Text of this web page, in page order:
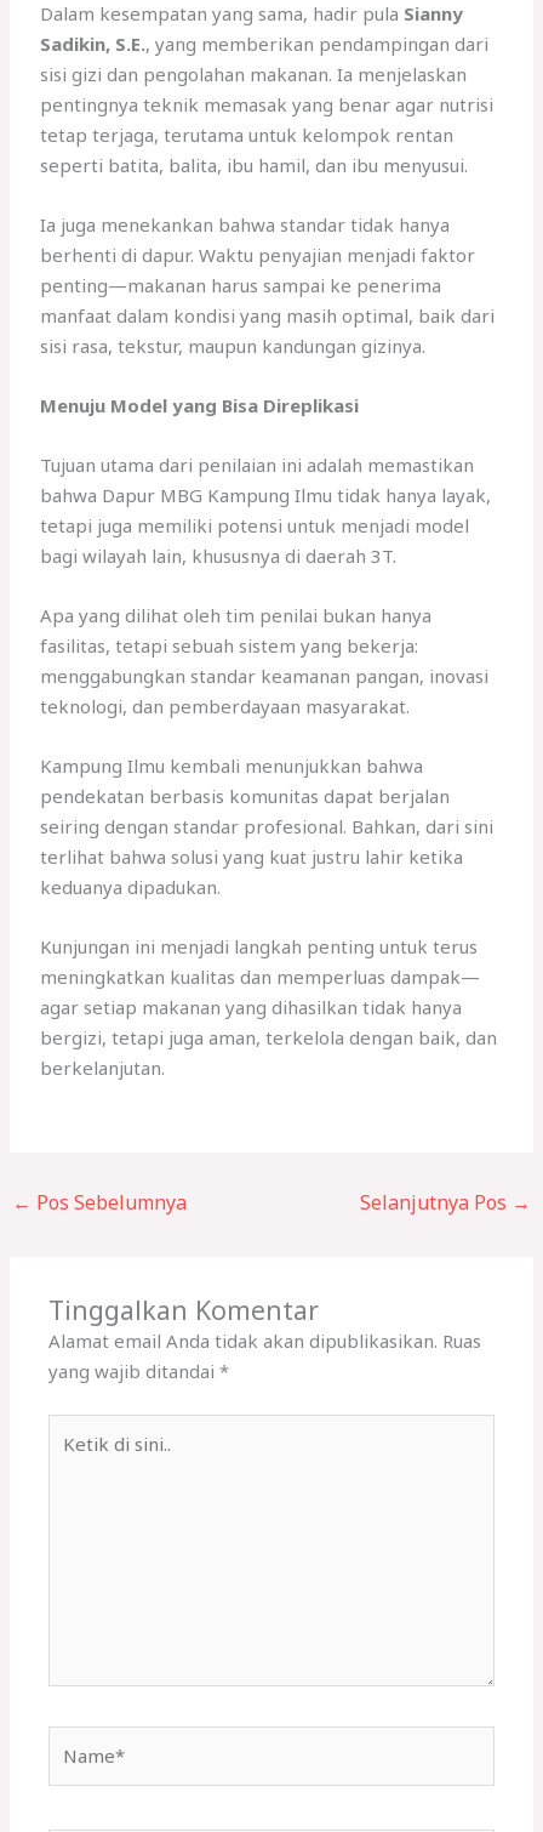
Dalam kesempatan yang sama, hadir pula Sianny
Sadikin, S.E., yang memberikan pendampingan dari
sisi gizi dan pengolahan makanan. Ia menjelaskan
pentingnya teknik memasak yang benar agar nutrisi
tetap terjaga, terutama untuk kelompok rentan
seperti batita, balita, ibu hamil, dan ibu menyusui.
Ia juga menekankan bahwa standar tidak hanya
berhenti di dapur. Waktu penyajian menjadi faktor
penting—makanan harus sampai ke penerima
manfaat dalam kondisi yang masih optimal, baik dari
sisi rasa, tekstur, maupun kandungan gizinya.
Menuju Model yang Bisa Direplikasi
Tujuan utama dari penilaian ini adalah memastikan
bahwa Dapur MBG Kampung Ilmu tidak hanya layak,
tetapi juga memiliki potensi untuk menjadi model
bagi wilayah lain, khususnya di daerah 3T.
Apa yang dilihat oleh tim penilai bukan hanya
fasilitas, tetapi sebuah sistem yang bekerja:
menggabungkan standar keamanan pangan, inovasi
teknologi, dan pemberdayaan masyarakat.
Kampung Ilmu kembali menunjukkan bahwa
pendekatan berbasis komunitas dapat berjalan
seiring dengan standar profesional. Bahkan, dari sini
terlihat bahwa solusi yang kuat justru lahir ketika
keduanya dipadukan.
Kunjungan ini menjadi langkah penting untuk terus
meningkatkan kualitas dan memperluas dampak—
agar setiap makanan yang dihasilkan tidak hanya
bergizi, tetapi juga aman, terkelola dengan baik, dan
berkelanjutan.
← Pos Sebelumnya Selanjutnya Pos →
Tinggalkan Komentar
Alamat email Anda tidak akan dipublikasikan. Ruas
yang wajib ditandai*